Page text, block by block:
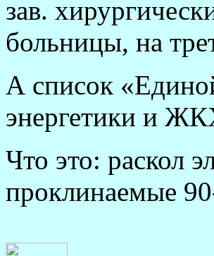
зав.
больницы, на
А список
энергетики и
Что это: раскол
проклинаемые